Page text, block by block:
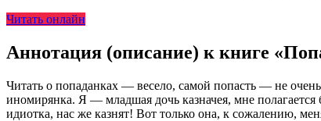
Читать онлайн
Аннотация (описание) к книге
Читать о попаданках — весело, самой попасть — не
иномирянка. Я — младшая дочь казначея, мне
идиотка, нас же казнят! Вот только она, к сожалению,